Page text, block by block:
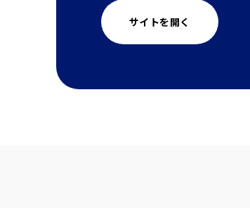
サイトを開く